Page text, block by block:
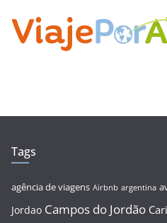
Tags
agência de viagens Airbnb argentina
Jordao Campos do Jordão